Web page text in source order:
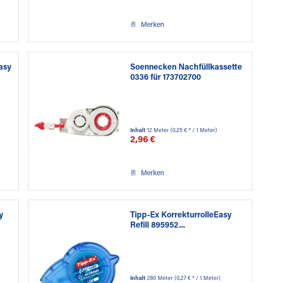
Merken
Soennecken Nachfüllkassette
0336 für 173702700
Inhalt12 Meter(0,25 € * / 1 Meter)
2,96 €
Merken
Tipp-Ex KorrekturrolleEasy
Refill 895952...
Inhalt280 Meter(0,27 € * / 1 Meter)